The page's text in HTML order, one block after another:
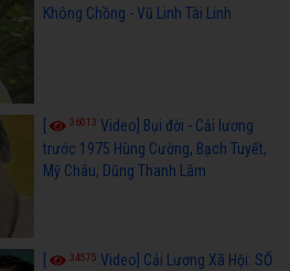
Không Chồng - Vũ Linh Tài Linh
36013 Video] Bụi đời - Cải lương
trước 1975 Hùng Cường, Bạch Tuyết,
Mỹ Châu, Dũng Thanh Lâm
34575 Video] Cải Lương Xã Hội: SỐ